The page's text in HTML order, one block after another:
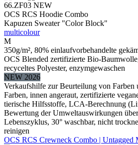
66.ZF03 NEW
OCS RCS Hoodie Combo
Kapuzen Sweater "Color Block"
multicolour
M
350g/m², 80% einlaufvorbehandelte
OCS Blended zertifizierte Bio-
recyceltes Polyester, enzymgewaschen
NEW 2026
Verkaufshilfe zur Beurteilung von Farben
Farben, innen angeraut, zertifizierte
tierische Hilfsstoffe, LCA-Berechnung
Bewertung der Umweltauswirkungen
Lebenszyklus, 30° waschbar, nicht
reinigen
OCS RCS Crewneck Combo | Untagged